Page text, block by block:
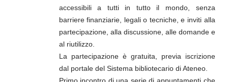
accessibili a tutti in tutto il mondo, senza
barriere finanziarie, legali o tecniche, e inviti alla
partecipazione, alla discussione, alle domande e
al riutilizzo.
La partecipazione è gratuita, previa iscrizione
dal portale del Sistema bibliotecario di Ateneo.